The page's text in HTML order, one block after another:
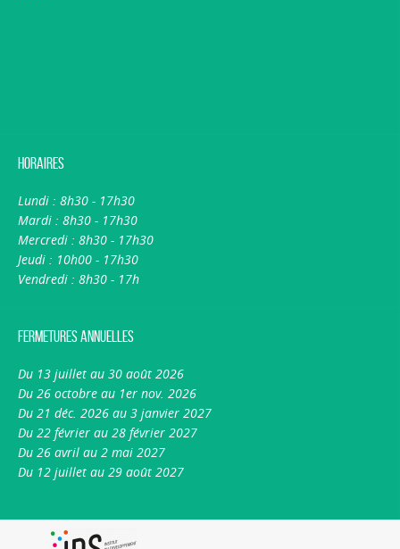
Horaires
Lundi : 8h30 - 17h30
Mardi : 8h30 - 17h30
Mercredi : 8h30 - 17h30
Jeudi : 10h00 - 17h30
Vendredi : 8h30 - 17h
Fermetures annuelles
Du 13 juillet au 30 août 2026
Du 26 octobre au 1er nov. 2026
Du 21 déc. 2026 au 3 janvier 2027
Du 22 février au 28 février 2027
Du 26 avril au 2 mai 2027
Du 12 juillet au 29 août 2027